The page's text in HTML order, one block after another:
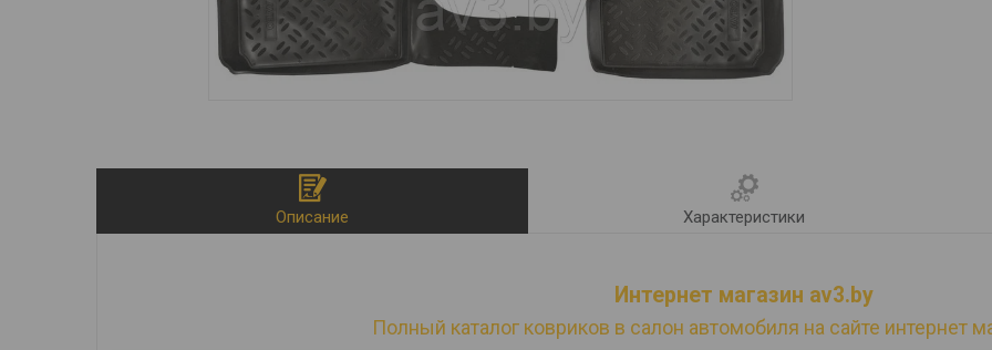
Описание Характеристики
Интернет магазин av3.by
Полный каталог ковриков в салон автомобиля на сайте интернет